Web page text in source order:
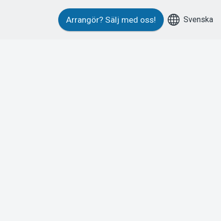
Arrangör? Sälj med oss! Svenska